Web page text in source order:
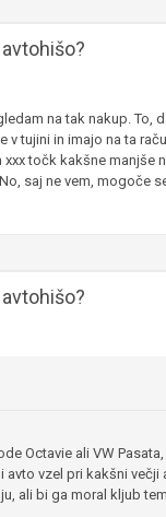
na tak nakup. To,
v tujini in imajo na ta
točk kakšne manjše
saj ne vem, mogoče
Octavie ali VW
avto vzel pri kakšni
ali bi ga moral kljub